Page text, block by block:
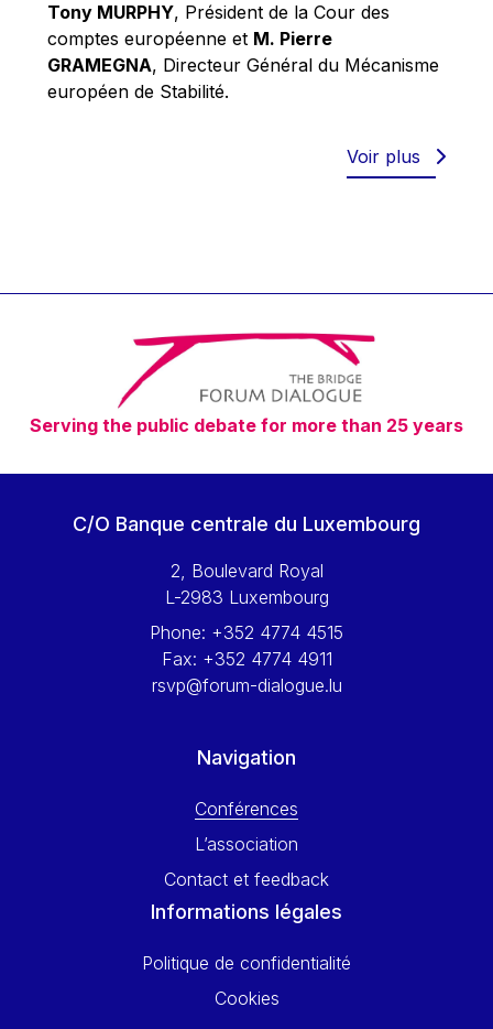
Richard Pelly
Robert Goebbels
Robert REYNDERS
Timothy Radcliffe
Vaclav Klaus
Vassilios Skouris
Vítor Manuel da Silva Caldeira
Viviane Reding
Walter Hagg
Wolfgang Ketterle
Yossi Beillin
Yves FRANCHET
Tony MURPHY, Président de la Cour des
comptes européenne et M. Pierre
GRAMEGNA, Directeur Général du Mécanisme
européen de Stabilité.
Voir plus
Serving the public debate for more than 25 years
C/O Banque centrale du Luxembourg
2, Boulevard Royal
L-2983 Luxembourg
Phone: +352 4774 4515
Fax: +352 4774 4911
rsvp@forum-dialogue.lu
Navigation
Conférences
L’association
Contact et feedback
Informations légales
Politique de confidentialité
Cookies